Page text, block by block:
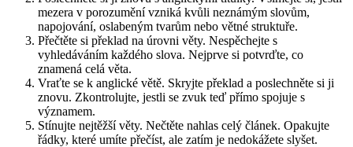
mezera v porozumění vzniká kvůli neznámým slovům,
napojování, oslabeným tvarům nebo větné struktuře.
Přečtěte si překlad na úrovni věty. Nespěchejte s
vyhledáváním každého slova. Nejprve si potvrďte, co
znamená celá věta.
Vraťte se k anglické větě. Skryjte překlad a poslechněte si ji
znovu. Zkontrolujte, jestli se zvuk teď přímo spojuje s
významem.
Stínujte nejtěžší věty. Nečtěte nahlas celý článek. Opakujte
řádky, které umíte přečíst, ale zatím je nedokážete slyšet.